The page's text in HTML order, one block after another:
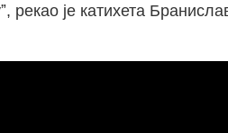
рекао је катихета